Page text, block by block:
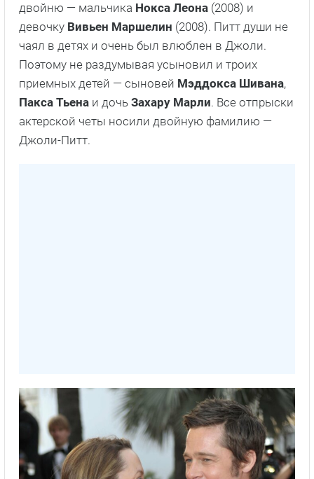
двойню — мальчика Нокса Леона (2008) и
девочку Вивьен Маршелин (2008). Питт души не
чаял в детях и очень был влюблен в Джоли.
Поэтому не раздумывая усыновил и троих
приемных детей — сыновей Мэддокса Шивана,
Пакса Тьена и дочь Захару Марли. Все отпрыски
актерской четы носили двойную фамилию —
Джоли-Питт.